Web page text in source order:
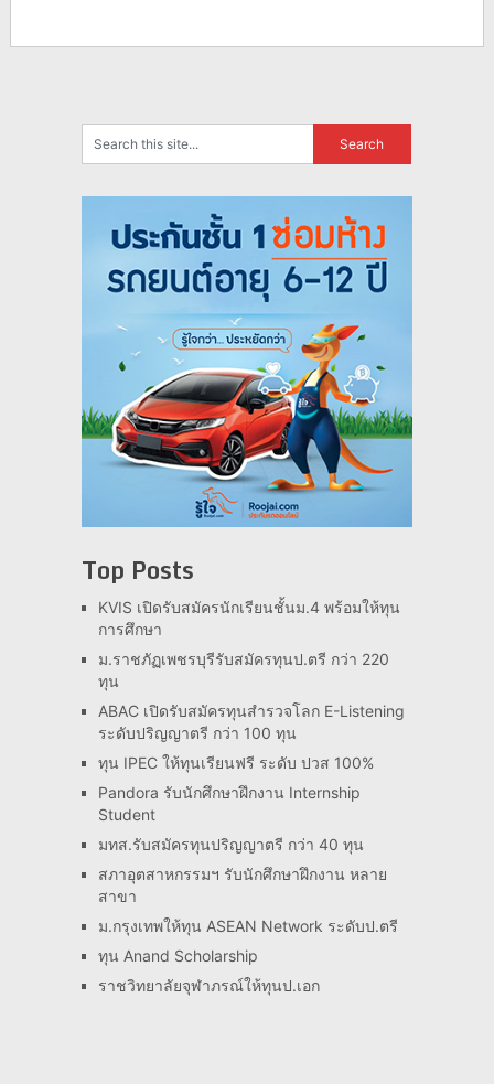
Top Posts
KVIS เปิดรับสมัครนักเรียนชั้นม.4 พร้อมให้ทุน
การศึกษา
ม.ราชภัฏเพชรบุรีรับสมัครทุนป.ตรี กว่า 220
ทุน
ABAC เปิดรับสมัครทุนสำรวจโลก E-Listening
ระดับปริญญาตรี กว่า 100 ทุน
ทุน IPEC ให้ทุนเรียนฟรี ระดับ ปวส 100%
Pandora รับนักศึกษาฝึกงาน Internship
Student
มทส.รับสมัครทุนปริญญาตรี กว่า 40 ทุน
สภาอุตสาหกรรมฯ รับนักศึกษาฝึกงาน หลาย
สาขา
ม.กรุงเทพให้ทุน ASEAN Network ระดับป.ตรี
ทุน Anand Scholarship
ราชวิทยาลัยจุฬาภรณ์ให้ทุนป.เอก